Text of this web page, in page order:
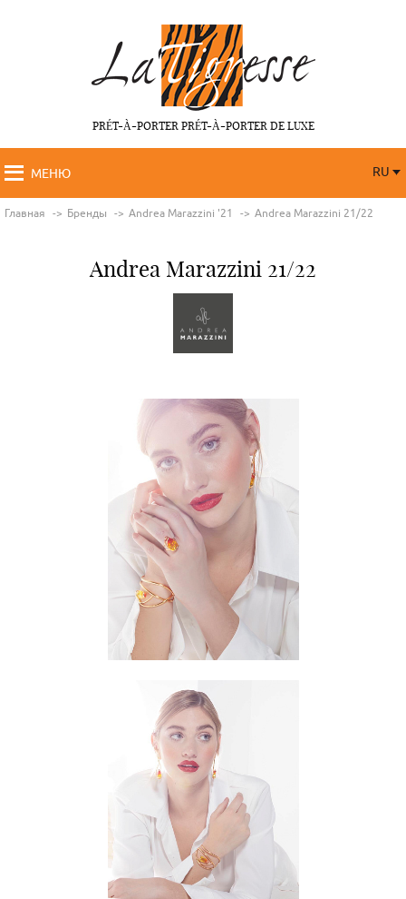
PRÉT-À-PORTER PRÉT-À-PORTER DE LUXE
МЕНЮ
RU
Главная Бренды Andrea Marazzini '21 Andrea Marazzini 21/22
Andrea Marazzini 21/22